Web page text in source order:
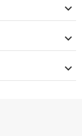


